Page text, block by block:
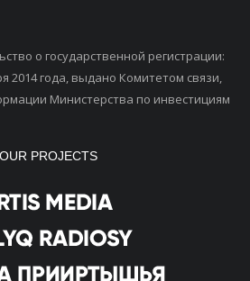
о государственной регистрации:
2014 года, выдано Комитетом связи,
Министерства по инвестициям
OUR PROJECTS